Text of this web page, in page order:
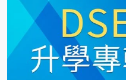
政局